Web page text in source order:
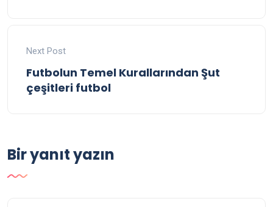
Next Post
Futbolun Temel Kurallarından Şut
çeşitleri futbol
Bir yanıt yazın